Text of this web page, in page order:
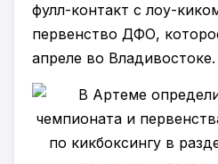
фулл-контакт с лоу-
первенство ДФО,
апреле во Владивостоке.